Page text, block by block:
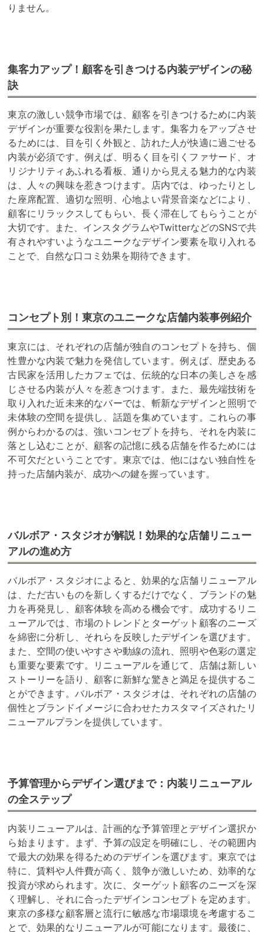
りません。
集客力アップ！顧客を引きつける内装デザインの秘
訣
東京の激しい競争市場では、顧客を引きつけるために内装
デザインが重要な役割を果たします。集客力をアップさせ
るためには、目を引く外観と、訪れた人が快適に過ごせる
内装が必須です。例えば、明るく目を引くファサード、オ
リジナリティあふれる看板、通りから見える魅力的な内装
は、人々の興味を惹きつけます。店内では、ゆったりとし
た座席配置、適切な照明、心地よい背景音楽などにより、
顧客にリラックスしてもらい、長く滞在してもらうことが
大切です。また、インスタグラムやTwitterなどのSNSで共
有されやすいようなユニークなデザイン要素を取り入れる
ことで、自然な口コミ効果を期待できます。
コンセプト別！東京のユニークな店舗内装事例紹介
東京には、それぞれの店舗が独自のコンセプトを持ち、個
性豊かな内装で魅力を発信しています。例えば、歴史ある
古民家を活用したカフェでは、伝統的な日本の美しさを感
じさせる内装が人々を惹きつけます。また、最先端技術を
取り入れた近未来的なバーでは、斬新なデザインと照明で
未体験の空間を提供し、話題を集めています。これらの事
例からわかるのは、強いコンセプトを持ち、それを内装に
落とし込むことが、顧客の記憶に残る店舗を作るためには
不可欠だということです。東京では、他にはない独自性を
持った店舗内装が、成功への鍵を握っています。
バルボア・スタジオが解説！効果的な店舗リニュー
アルの進め方
バルボア・スタジオによると、効果的な店舗リニューアル
は、ただ古いものを新しくするだけでなく、ブランドの魅
力を再発見し、顧客体験を高める機会です。成功するリニ
ューアルでは、市場のトレンドとターゲット顧客のニーズ
を綿密に分析し、それらを反映したデザインを選びます。
また、空間の使いやすさや動線の流れ、照明や色彩の選定
も重要な要素です。リニューアルを通じて、店舗は新しい
ストーリーを語り、顧客に新鮮な驚きと満足を提供するこ
とができます。バルボア・スタジオは、それぞれの店舗の
個性とブランドイメージに合わせたカスタマイズされたリ
ニューアルプランを提供しています。
予算管理からデザイン選びまで：内装リニューアル
の全ステップ
内装リニューアルは、計画的な予算管理とデザイン選択か
ら始まります。まず、予算の設定を明確にし、その範囲内
で最大の効果を得るためのデザインを選びます。東京では
特に、賃料や人件費が高く、競争が激しいため、効率的な
投資が求められます。次に、ターゲット顧客のニーズを深
く理解し、それに合ったデザインコンセプトを定めます。
東京の多様な顧客層と流行に敏感な市場環境を考慮するこ
とで、効果的なリニューアルが可能になります。最後に、